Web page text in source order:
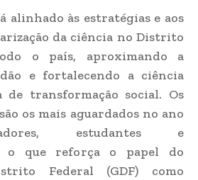
alinhado às estratégias e aos
da ciência no Distrito
o país, aproximando a
e fortalecendo a ciência
de transformação social. Os
os mais aguardados no ano
estudantes e
o que reforça o papel do
Federal (GDF) como